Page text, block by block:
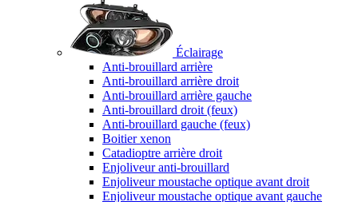
Éclairage
Anti-brouillard arrière
Anti-brouillard arrière droit
Anti-brouillard arrière gauche
Anti-brouillard droit (feux)
Anti-brouillard gauche (feux)
Boitier xenon
Catadioptre arrière droit
Enjoliveur anti-brouillard
Enjoliveur moustache optique avant droit
Enjoliveur moustache optique avant gauche